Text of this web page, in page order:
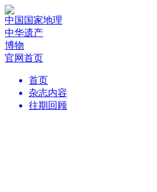
中国国家地理
中华遗产
博物
官网首页
首页
杂志内容
往期回顾